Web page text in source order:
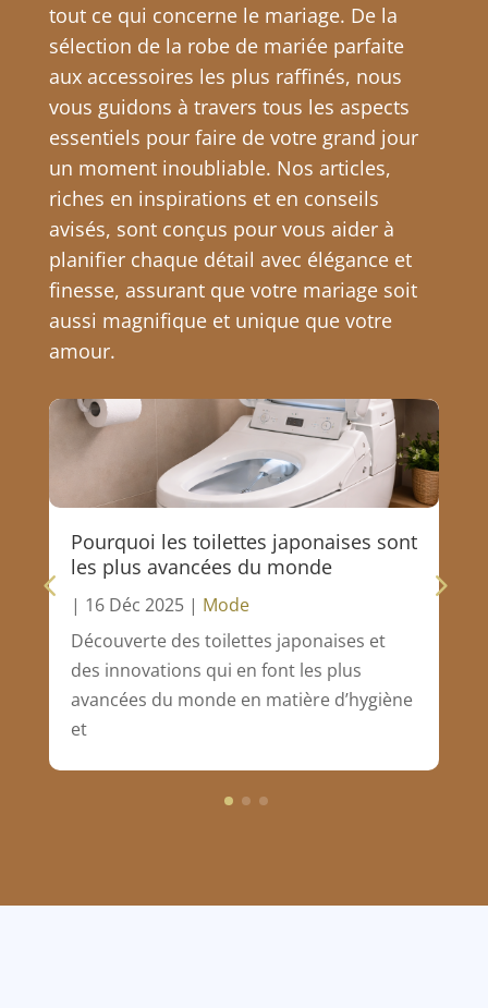
tout ce qui concerne le mariage. De la
sélection de la robe de mariée parfaite
aux accessoires les plus raffinés, nous
vous guidons à travers tous les aspects
essentiels pour faire de votre grand jour
un moment inoubliable. Nos articles,
riches en inspirations et en conseils
avisés, sont conçus pour vous aider à
planifier chaque détail avec élégance et
finesse, assurant que votre mariage soit
aussi magnifique et unique que votre
amour.
Pourquoi les toilettes japonaises sont
les plus avancées du monde
| 16 Déc 2025 | Mode
Découverte des toilettes japonaises et
des innovations qui en font les plus
avancées du monde en matière d’hygiène
et